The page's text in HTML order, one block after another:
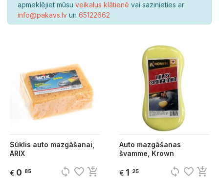
apmeklējiet mūsu veikalus klātienē vai sazinieties ar
info@pakavs.lv un 65122662
Sūklis auto mazgāšanai,
ARIX
€ 0 85 sync favorite_border add_shopping_cart
Auto mazgāšanas
švamme, Krown
€ 1 25 sync favorite_border add_shopping_cart